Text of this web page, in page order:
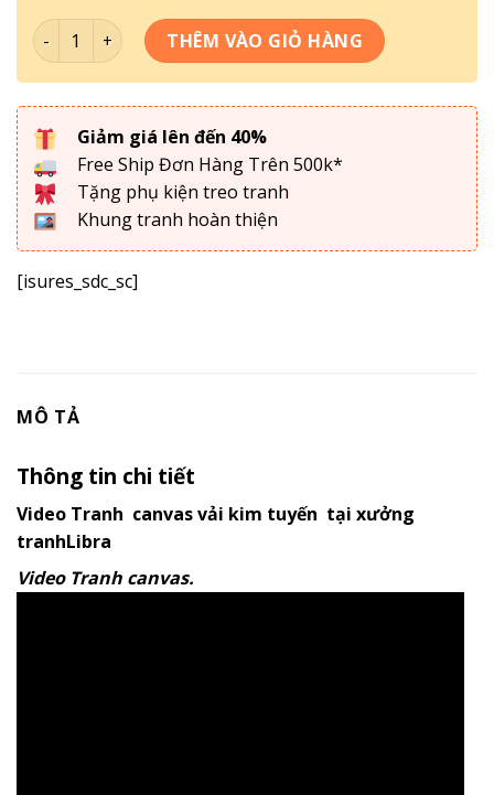
Tranh Theo Không Gian- Tranh Quán Bida 070 số lượng
THÊM VÀO GIỎ HÀNG
Giảm giá lên đến 40%
Free Ship Đơn Hàng Trên 500k*
Tặng phụ kiện treo tranh
Khung tranh hoàn thiện
[isures_sdc_sc]
MÔ TẢ
Thông tin chi tiết
Video Tranh canvas vải kim tuyến tại xưởng
tranhLibra
Video Tranh canvas.